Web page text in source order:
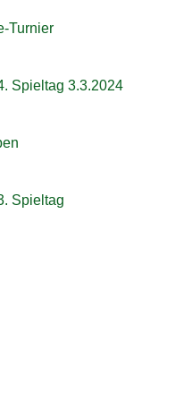
Turnier
Spieltag 3.3.2024
Spieltag